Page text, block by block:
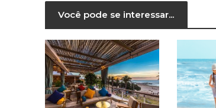
Você pode se interessar...